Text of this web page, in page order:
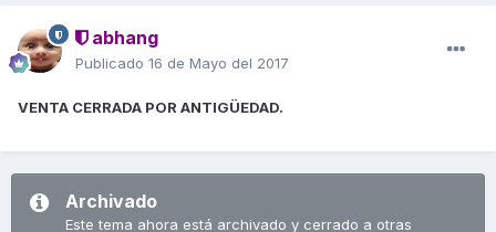
abhang
Publicado 16 de Mayo del 2017
VENTA CERRADA POR ANTIGÜEDAD.
Archivado
Este tema ahora está archivado y cerrado a otras